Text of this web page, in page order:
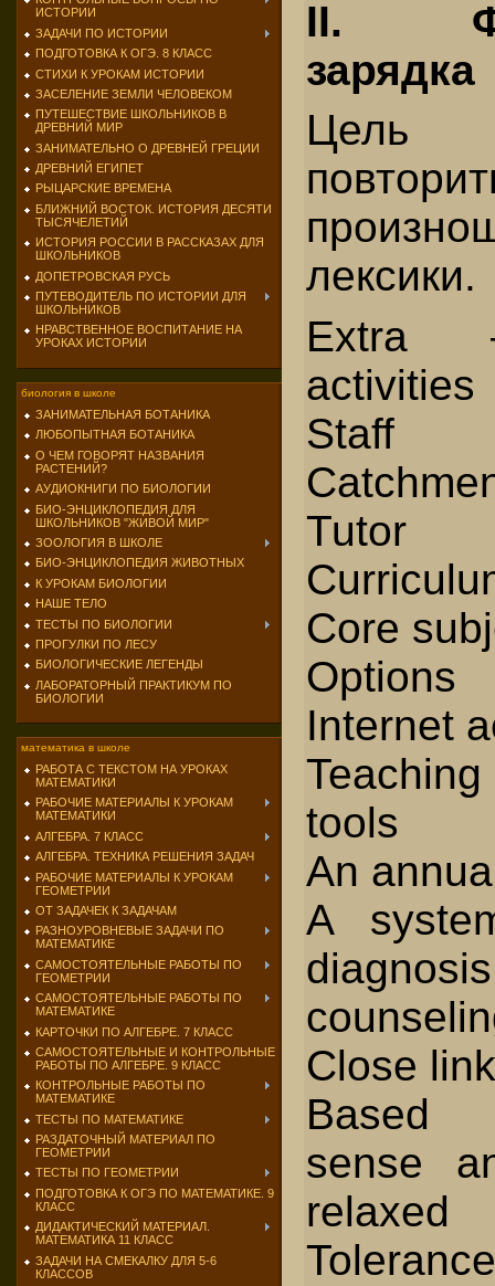
ИСТОРИИ
ЗАДАЧИ ПО ИСТОРИИ
ПОДГОТОВКА К ОГЭ. 8 КЛАСС
СТИХИ К УРОКАМ ИСТОРИИ
ЗАСЕЛЕНИЕ ЗЕМЛИ ЧЕЛОВЕКОМ
ПУТЕШЕСТВИЕ ШКОЛЬНИКОВ В
ДРЕВНИЙ МИР
ЗАНИМАТЕЛЬНО О ДРЕВНЕЙ ГРЕЦИИ
ДРЕВНИЙ ЕГИПЕТ
РЫЦАРСКИЕ ВРЕМЕНА
БЛИЖНИЙ ВОСТОК. ИСТОРИЯ ДЕСЯТИ
ТЫСЯЧЕЛЕТИЙ
ИСТОРИЯ РОССИИ В РАССКАЗАХ ДЛЯ
ШКОЛЬНИКОВ
ДОПЕТРОВСКАЯ РУСЬ
ПУТЕВОДИТЕЛЬ ПО ИСТОРИИ ДЛЯ
ШКОЛЬНИКОВ
НРАВСТВЕННОЕ ВОСПИТАНИЕ НА
УРОКАХ ИСТОРИИ
биология в школе
ЗАНИМАТЕЛЬНАЯ БОТАНИКА
ЛЮБОПЫТНАЯ БОТАНИКА
О ЧЕМ ГОВОРЯТ НАЗВАНИЯ
РАСТЕНИЙ?
АУДИОКНИГИ ПО БИОЛОГИИ
БИО-ЭНЦИКЛОПЕДИЯ ДЛЯ
ШКОЛЬНИКОВ "ЖИВОЙ МИР"
ЗООЛОГИЯ В ШКОЛЕ
БИО-ЭНЦИКЛОПЕДИЯ ЖИВОТНЫХ
К УРОКАМ БИОЛОГИИ
НАШЕ ТЕЛО
ТЕСТЫ ПО БИОЛОГИИ
ПРОГУЛКИ ПО ЛЕСУ
БИОЛОГИЧЕСКИЕ ЛЕГЕНДЫ
ЛАБОРАТОРНЫЙ ПРАКТИКУМ ПО
БИОЛОГИИ
математика в школе
РАБОТА С ТЕКСТОМ НА УРОКАХ
МАТЕМАТИКИ
РАБОЧИЕ МАТЕРИАЛЫ К УРОКАМ
МАТЕМАТИКИ
АЛГЕБРА. 7 КЛАСС
АЛГЕБРА. ТЕХНИКА РЕШЕНИЯ ЗАДАЧ
РАБОЧИЕ МАТЕРИАЛЫ К УРОКАМ
ГЕОМЕТРИИ
ОТ ЗАДАЧЕК К ЗАДАЧАМ
РАЗНОУРОВНЕВЫЕ ЗАДАЧИ ПО
МАТЕМАТИКЕ
САМОСТОЯТЕЛЬНЫЕ РАБОТЫ ПО
ГЕОМЕТРИИ
САМОСТОЯТЕЛЬНЫЕ РАБОТЫ ПО
МАТЕМАТИКЕ
КАРТОЧКИ ПО АЛГЕБРЕ. 7 КЛАСС
САМОСТОЯТЕЛЬНЫЕ И КОНТРОЛЬНЫЕ
РАБОТЫ ПО АЛГЕБРЕ. 9 КЛАСС
КОНТРОЛЬНЫЕ РАБОТЫ ПО
МАТЕМАТИКЕ
ТЕСТЫ ПО МАТЕМАТИКЕ
РАЗДАТОЧНЫЙ МАТЕРИАЛ ПО
ГЕОМЕТРИИ
ТЕСТЫ ПО ГЕОМЕТРИИ
ПОДГОТОВКА К ОГЭ ПО МАТЕМАТИКЕ. 9
КЛАСС
ДИДАКТИЧЕСКИЙ МАТЕРИАЛ.
МАТЕМАТИКА 11 КЛАСС
ЗАДАЧИ НА СМЕКАЛКУ ДЛЯ 5-6
КЛАССОВ
II.
зарядка
Цель
лексики.
Extra
activities
Staff
Tutor
Core
Options
Internet
tools
An
A
Close
Based
sense
relaxed